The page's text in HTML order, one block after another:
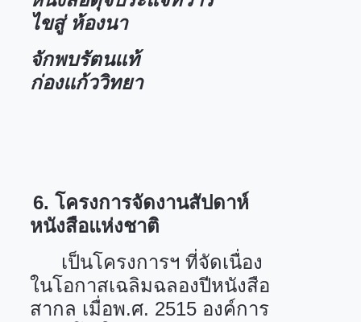
ไขสู่ ห้องนา
จักพบรัตนแท้
ก่องแก้ววิทยา
6. โครงการจัดงานสัปดาห์
หนังสือแห่งชาติ
เป็นโครงการฯ ที่จัดเนื่อง
ในโอกาสเฉลิมฉลองปีหนังสือ
สากล เมื่อพ.ศ. 2515 องค์การ